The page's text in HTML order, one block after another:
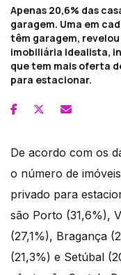
Apenas 20,6% das
garagem. Uma em
têm garagem,
imobiliária Idealista,
que tem mais oferta
para estacionar.
De acordo com os
o número de
privado para
são Porto (31,6%),
(27,1%), Bragança
(21,3%) e Setúbal